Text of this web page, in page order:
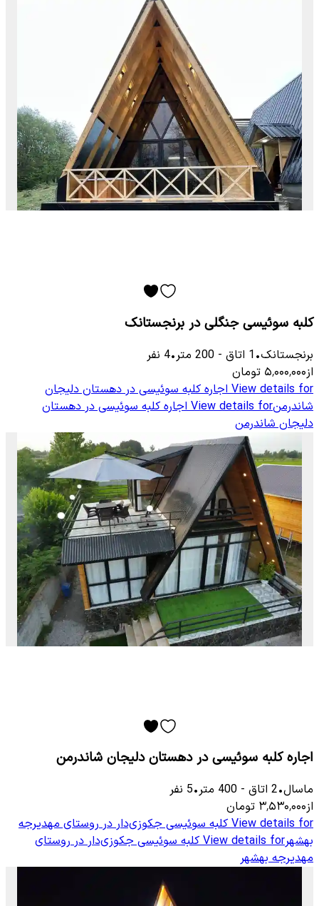
کلبه سوئیسی جنگلی در برنجستانک
برنجستانک•
1 اتاق -
200 متر•
4 نفر
از۵٬۰۰۰٬۰۰۰ تومان
View details for اجاره کلبه سوئیسی در دهستان دلیجان
شاندرمنView details for اجاره کلبه سوئیسی در دهستان
دلیجان شاندرمن
اجاره کلبه سوئیسی در دهستان دلیجان شاندرمن
ماسال•
2 اتاق -
400 متر•
5 نفر
از۳٬۵۳۰٬۰۰۰ تومان
View details for کلبه سوئیسی جکوزی‌دار در روستای مهدیرجه
بهشهرView details for کلبه سوئیسی جکوزی‌دار در روستای
مهدیرجه بهشهر